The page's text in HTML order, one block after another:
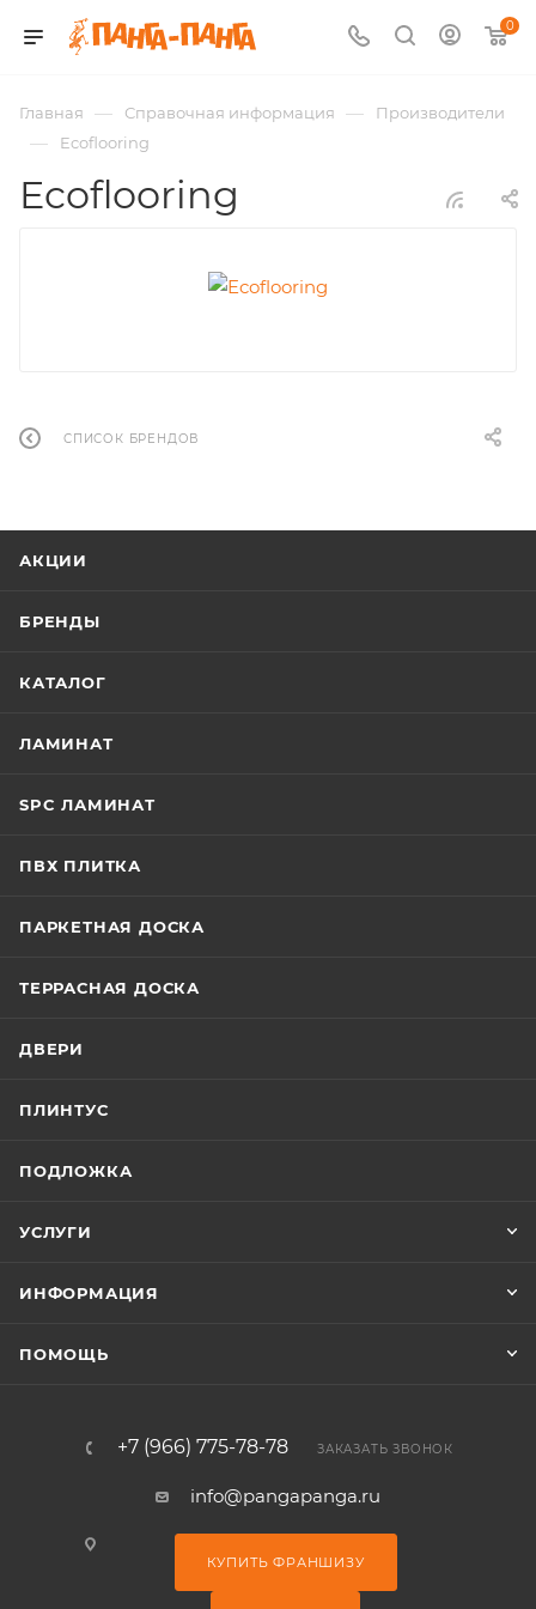
0
Главная — Справочная информация — Производители
— Ecoflooring
Ecoflooring
СПИСОК БРЕНДОВ
АКЦИИ
БРЕНДЫ
КАТАЛОГ
ЛАМИНАТ
SPC ЛАМИНАТ
ПВХ ПЛИТКА
ПАРКЕТНАЯ ДОСКА
ТЕРРАСНАЯ ДОСКА
ДВЕРИ
ПЛИНТУС
ПОДЛОЖКА
УСЛУГИ
ИНФОРМАЦИЯ
ПОМОЩЬ
+7 (966) 775-78-78 ЗАКАЗАТЬ ЗВОНОК
info@pangapanga.ru
КУПИТЬ ФРАНШИЗУ